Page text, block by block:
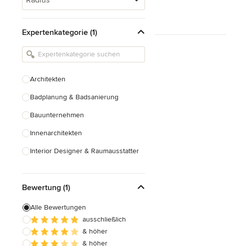
Expertenkategorie (1)
Architekten
Badplanung & Badsanierung
Bauunternehmen
Innenarchitekten
Interior Designer & Raumausstatter
Landschaftsarchitekten
Armaturen & Sanitärbedarf
Beleuchtung
Einbauschränke
Bewertung (1)
Alle Bewertungen
ausschließlich
& höher
& höher